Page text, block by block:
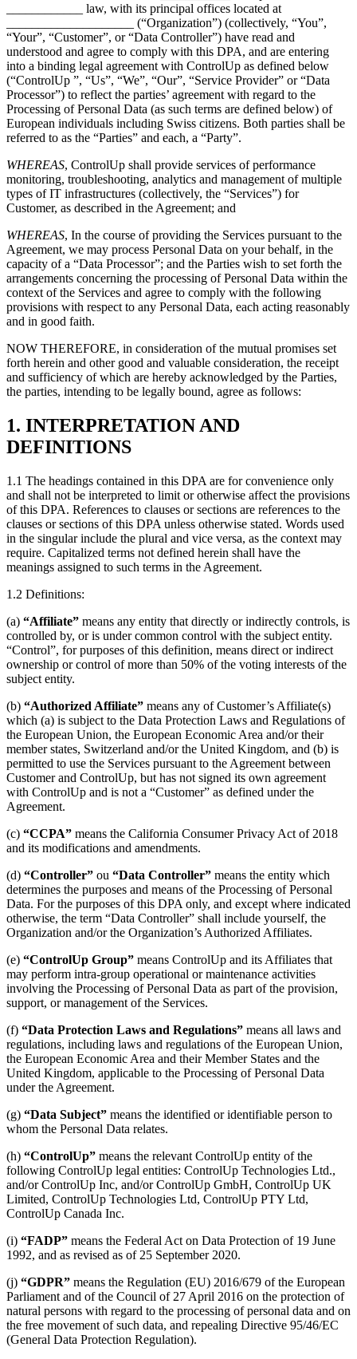
____________ law, with its principal offices located at
____________________ (“Organization”) (collectively, “You”,
“Your”, “Customer”, or “Data Controller”) have read and
understood and agree to comply with this DPA, and are entering
into a binding legal agreement with ControlUp as defined below
(“ControlUp ”, “Us”, “We”, “Our”, “Service Provider” or “Data
Processor”) to reflect the parties’ agreement with regard to the
Processing of Personal Data (as such terms are defined below) of
European individuals including Swiss citizens. Both parties shall be
referred to as the “Parties” and each, a “Party”.
WHEREAS, ControlUp shall provide services of performance
monitoring, troubleshooting, analytics and management of multiple
types of IT infrastructures (collectively, the “Services”) for
Customer, as described in the Agreement; and
WHEREAS, In the course of providing the Services pursuant to the
Agreement, we may process Personal Data on your behalf, in the
capacity of a “Data Processor”; and the Parties wish to set forth the
arrangements concerning the processing of Personal Data within the
context of the Services and agree to comply with the following
provisions with respect to any Personal Data, each acting reasonably
and in good faith.
NOW THEREFORE, in consideration of the mutual promises set
forth herein and other good and valuable consideration, the receipt
and sufficiency of which are hereby acknowledged by the Parties,
the parties, intending to be legally bound, agree as follows:
1. INTERPRETATION AND
DEFINITIONS
1.1 The headings contained in this DPA are for convenience only
and shall not be interpreted to limit or otherwise affect the provisions
of this DPA. References to clauses or sections are references to the
clauses or sections of this DPA unless otherwise stated. Words used
in the singular include the plural and vice versa, as the context may
require. Capitalized terms not defined herein shall have the
meanings assigned to such terms in the Agreement.
1.2 Definitions:
(a) “Affiliate” means any entity that directly or indirectly controls, is
controlled by, or is under common control with the subject entity.
“Control”, for purposes of this definition, means direct or indirect
ownership or control of more than 50% of the voting interests of the
subject entity.
(b) “Authorized Affiliate” means any of Customer’s Affiliate(s)
which (a) is subject to the Data Protection Laws and Regulations of
the European Union, the European Economic Area and/or their
member states, Switzerland and/or the United Kingdom, and (b) is
permitted to use the Services pursuant to the Agreement between
Customer and ControlUp, but has not signed its own agreement
with ControlUp and is not a “Customer” as defined under the
Agreement.
(c) “CCPA” means the California Consumer Privacy Act of 2018
and its modifications and amendments.
(d) “Controller” ou “Data Controller” means the entity which
determines the purposes and means of the Processing of Personal
Data. For the purposes of this DPA only, and except where indicated
otherwise, the term “Data Controller” shall include yourself, the
Organization and/or the Organization’s Authorized Affiliates.
(e) “ControlUp Group” means ControlUp and its Affiliates that
may perform intra-group operational or maintenance activities
involving the Processing of Personal Data as part of the provision,
support, or management of the Services.
(f) “Data Protection Laws and Regulations” means all laws and
regulations, including laws and regulations of the European Union,
the European Economic Area and their Member States and the
United Kingdom, applicable to the Processing of Personal Data
under the Agreement.
(g) “Data Subject” means the identified or identifiable person to
whom the Personal Data relates.
(h) “ControlUp” means the relevant ControlUp entity of the
following ControlUp legal entities: ControlUp Technologies Ltd.,
and/or ControlUp Inc, and/or ControlUp GmbH, ControlUp UK
Limited, ControlUp Technologies Ltd, ControlUp PTY Ltd,
ControlUp Canada Inc.
(i) “FADP” means the Federal Act on Data Protection of 19 June
1992, and as revised as of 25 September 2020.
(j) “GDPR” means the Regulation (EU) 2016/679 of the European
Parliament and of the Council of 27 April 2016 on the protection of
natural persons with regard to the processing of personal data and on
the free movement of such data, and repealing Directive 95/46/EC
(General Data Protection Regulation).